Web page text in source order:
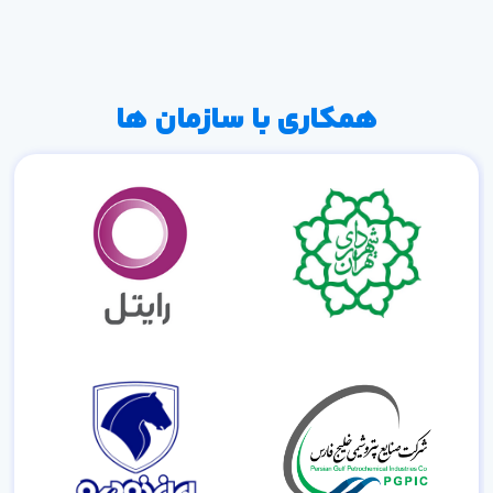
همکاری با سازمان ها